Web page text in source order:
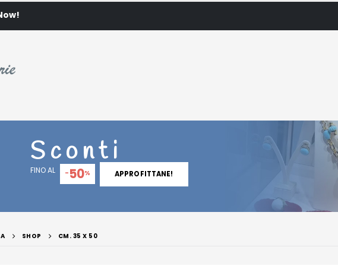
Sconti
FINO AL - 50% APPROFITTANE!
SHOP CM. 35 X 50